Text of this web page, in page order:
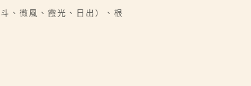
、微風、霞光、日出）、根